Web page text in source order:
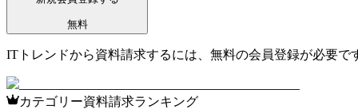
無料
ITトレンドから資料請求するには、無料の会員登録が必要で
カテゴリー資料請求ランキング